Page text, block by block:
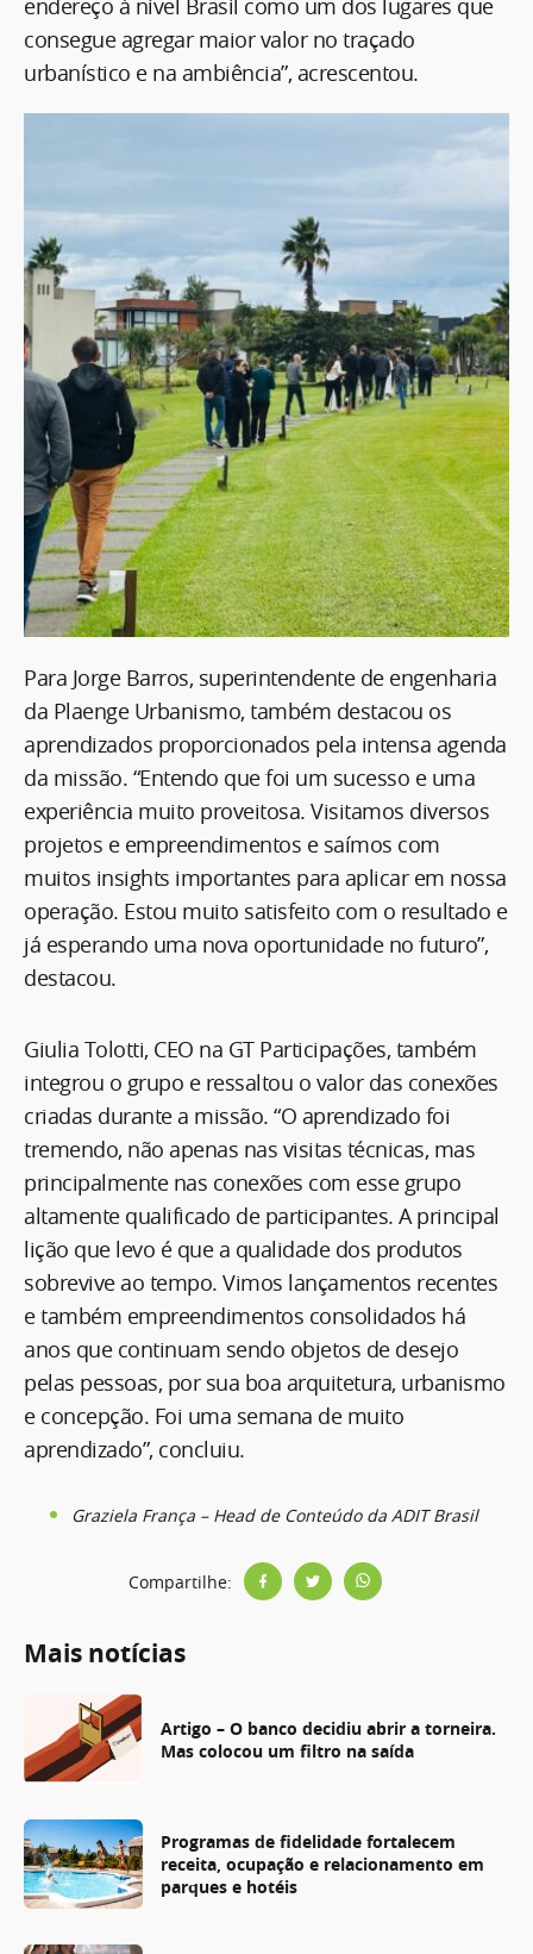
endereço à nível Brasil como um dos lugares que
consegue agregar maior valor no traçado
urbanístico e na ambiência”, acrescentou.
Para Jorge Barros, superintendente de engenharia
da Plaenge Urbanismo, também destacou os
aprendizados proporcionados pela intensa agenda
da missão. “Entendo que foi um sucesso e uma
experiência muito proveitosa. Visitamos diversos
projetos e empreendimentos e saímos com
muitos insights importantes para aplicar em nossa
operação. Estou muito satisfeito com o resultado e
já esperando uma nova oportunidade no futuro”,
destacou.
Giulia Tolotti, CEO na GT Participações, também
integrou o grupo e ressaltou o valor das conexões
criadas durante a missão. “O aprendizado foi
tremendo, não apenas nas visitas técnicas, mas
principalmente nas conexões com esse grupo
altamente qualificado de participantes. A principal
lição que levo é que a qualidade dos produtos
sobrevive ao tempo. Vimos lançamentos recentes
e também empreendimentos consolidados há
anos que continuam sendo objetos de desejo
pelas pessoas, por sua boa arquitetura, urbanismo
e concepção. Foi uma semana de muito
aprendizado”, concluiu.
Graziela França – Head de Conteúdo da ADIT Brasil
Compartilhe:
Mais notícias
Artigo – O banco decidiu abrir a torneira.
Mas colocou um filtro na saída
Programas de fidelidade fortalecem
receita, ocupação e relacionamento em
parques e hotéis